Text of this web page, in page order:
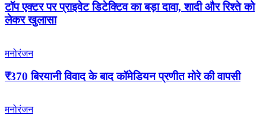
टॉप एक्टर पर प्राइवेट डिटेक्टिव का बड़ा दावा, शादी और रिश्ते को
लेकर खुलासा
मनोरंजन
₹370 बिरयानी विवाद के बाद कॉमेडियन प्रणीत मोरे की वापसी
मनोरंजन